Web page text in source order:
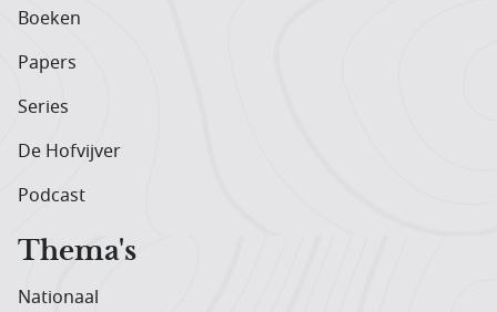
Boeken
Papers
Series
De Hofvijver
Podcast
Thema's
Nationaal